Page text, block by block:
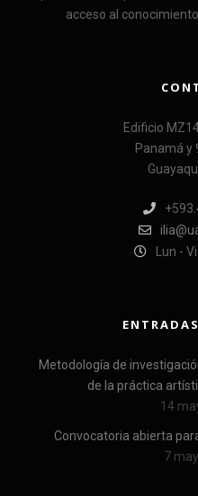
acceso al
Edificio
Panamá y
Lun -
Metodología de
de la práctica
14
Convocatoria abierta
7